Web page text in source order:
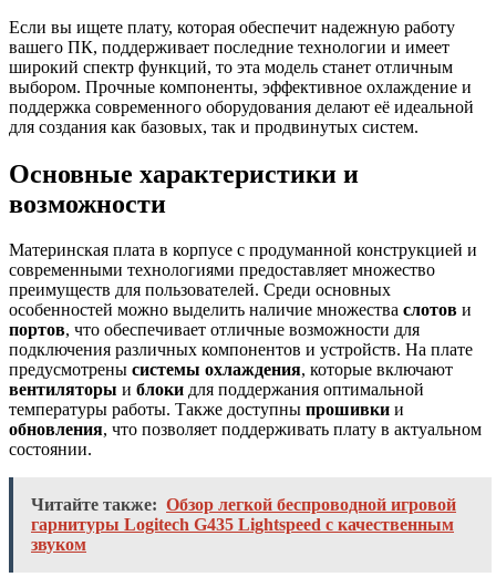
Если вы ищете плату, которая обеспечит надежную работу
вашего ПК, поддерживает последние технологии и имеет
широкий спектр функций, то эта модель станет отличным
выбором. Прочные компоненты, эффективное охлаждение и
поддержка современного оборудования делают её идеальной
для создания как базовых, так и продвинутых систем.
Основные характеристики и
возможности
Материнская плата в корпусе с продуманной конструкцией и
современными технологиями предоставляет множество
преимуществ для пользователей. Среди основных
особенностей можно выделить наличие множества слотов и
портов, что обеспечивает отличные возможности для
подключения различных компонентов и устройств. На плате
предусмотрены системы охлаждения, которые включают
вентиляторы и блоки для поддержания оптимальной
температуры работы. Также доступны прошивки и
обновления, что позволяет поддерживать плату в актуальном
состоянии.
Читайте также: Обзор легкой беспроводной игровой
гарнитуры Logitech G435 Lightspeed с качественным
звуком